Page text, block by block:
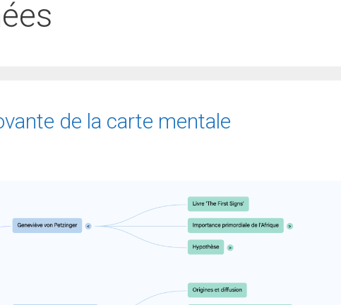
de la carte mentale